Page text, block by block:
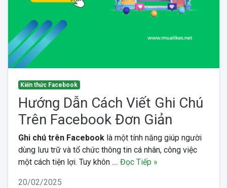
Kiến thức Facebook
Hướng Dẫn Cách Viết Ghi Chú
Trên Facebook Đơn Giản
Ghi chú trên Facebooklà một tính năng giúp người
dùng lưu trữ và tổ chức thông tin cá nhân, công việc
một cách tiện lợi. Tuy khôn .... Đọc Tiếp »
20/02/2025